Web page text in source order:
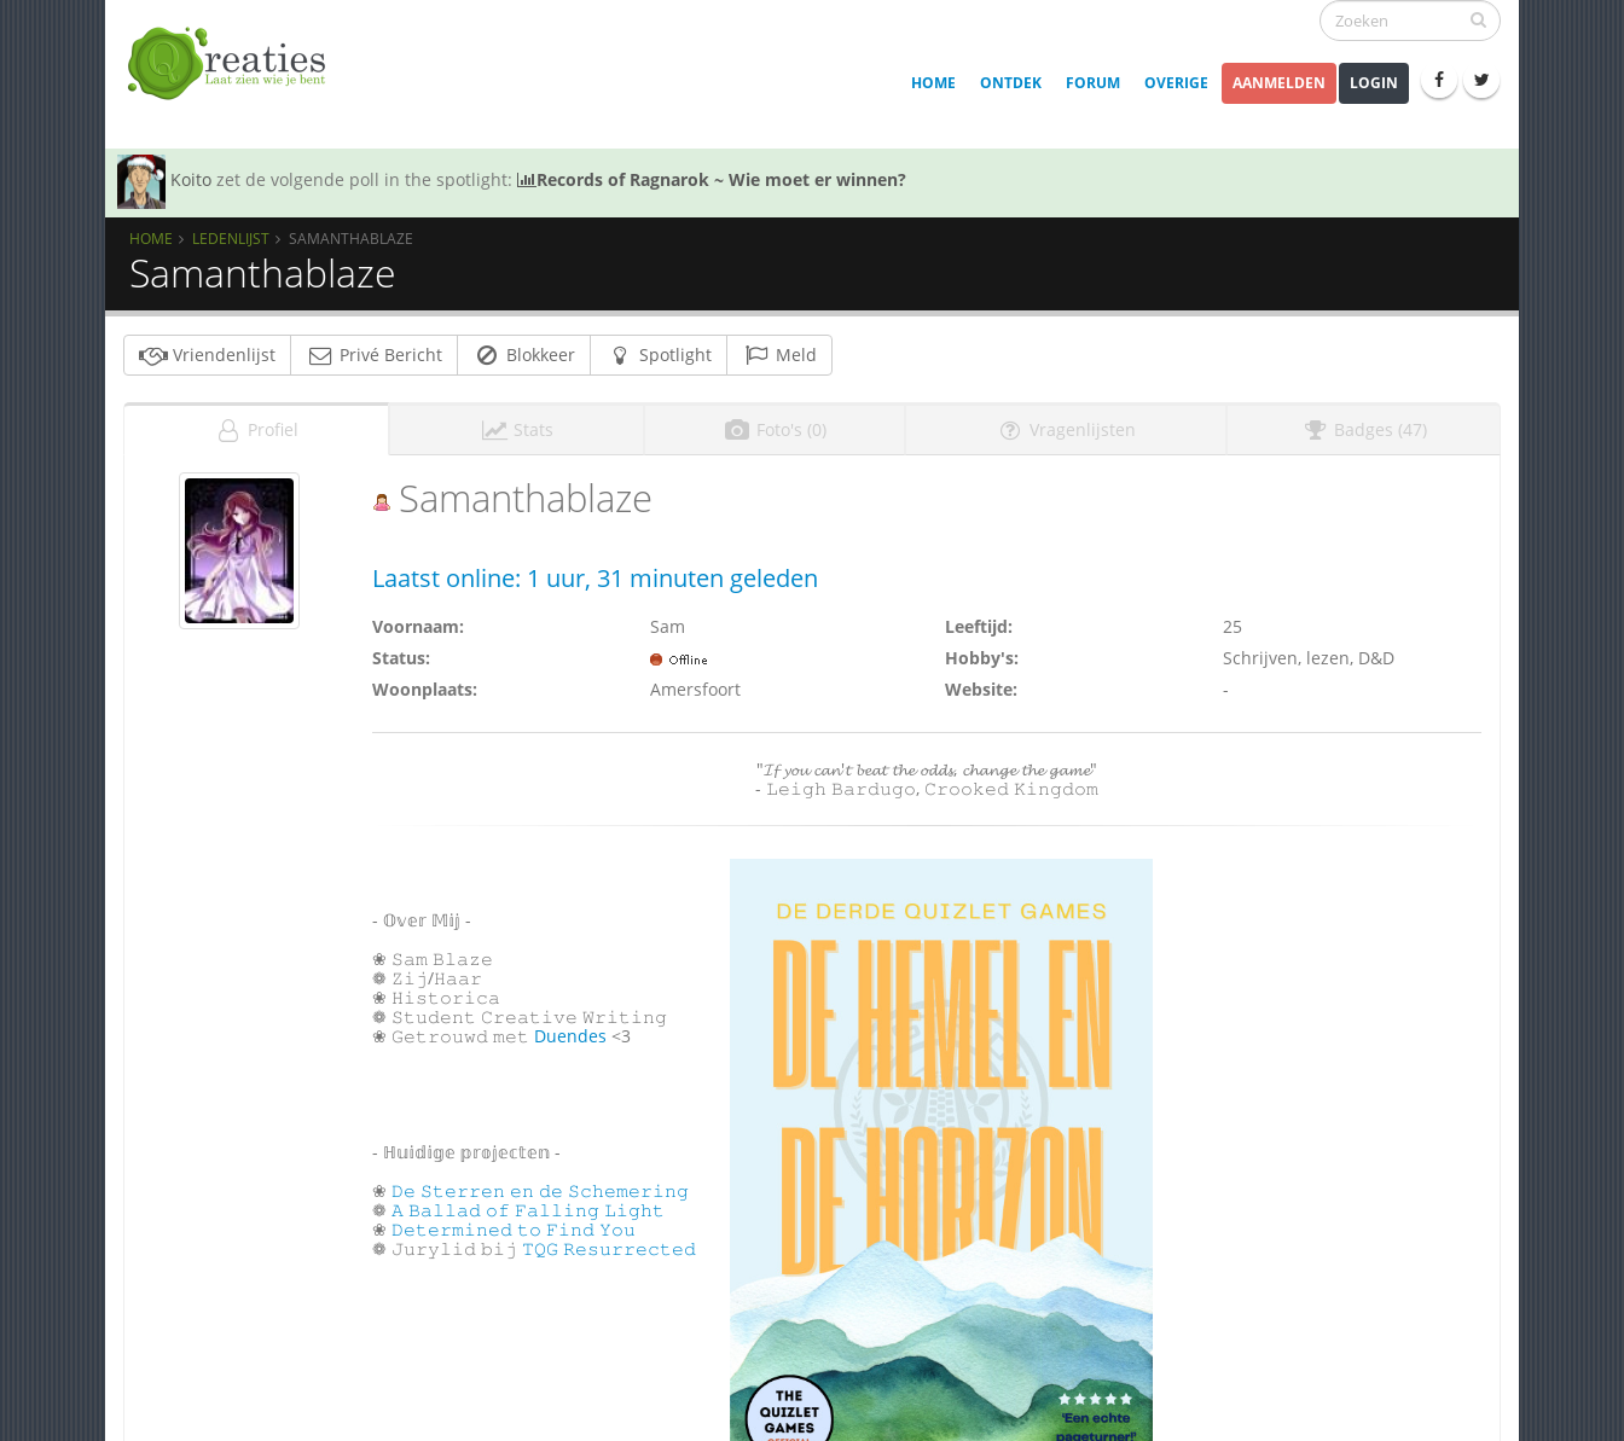
HOME ONTDEK FORUM OVERIGE AANMELDEN LOGIN
Koito zet de volgende poll in the spotlight: Records of Ragnarok ~ Wie moet er winnen?
HOME LEDENLIJST SAMANTHABLAZE
Samanthablaze
Vriendenlijst Privé Bericht Blokkeer Spotlight Meld
Profiel Stats Foto's (0) Vragenlijsten Badges (47)
Samanthablaze
Laatst online: 1 uur, 31 minuten geleden
Voornaam:
Sam
Status:
Woonplaats:
Amersfoort
Leeftijd:
25
Hobby's:
Schrijven, lezen, D&D
Website:
-
"𝓘𝓯 𝔂𝓸𝓾 𝓬𝓪𝓷'𝓽 𝓫𝓮𝓪𝓽 𝓽𝓱𝓮 𝓸𝓭𝓭𝓼, 𝓬𝓱𝓪𝓷𝓰𝓮 𝓽𝓱𝓮 𝓰𝓪𝓶𝓮"
- 𝙻𝚎𝚒𝚐𝚑 𝙱𝚊𝚛𝚍𝚞𝚐𝚘, 𝙲𝚛𝚘𝚘𝚔𝚎𝚍 𝙺𝚒𝚗𝚐𝚍𝚘𝚖
- 𝕆𝕧𝕖𝕣 𝕄𝕚𝕛 -
❀ 𝚂𝚊𝚖 𝙱𝚕𝚊𝚣𝚎
❁ 𝚉𝚒𝚓/𝙷𝚊𝚊𝚛
❀ 𝙷𝚒𝚜𝚝𝚘𝚛𝚒𝚌𝚊
❁ 𝚂𝚝𝚞𝚍𝚎𝚗𝚝 𝙲𝚛𝚎𝚊𝚝𝚒𝚟𝚎 𝚆𝚛𝚒𝚝𝚒𝚗𝚐
❀ 𝙶𝚎𝚝𝚛𝚘𝚞𝚠𝚍 𝚖𝚎𝚝 Duendes <3
- ℍ𝕦𝕚𝕕𝕚𝕘𝕖 𝕡𝕣𝕠𝕛𝕖𝕔𝕥𝕖𝕟 -
❀ 𝙳𝚎 𝚂𝚝𝚎𝚛𝚛𝚎𝚗 𝚎𝚗 𝚍𝚎 𝚂𝚌𝚑𝚎𝚖𝚎𝚛𝚒𝚗𝚐
❁ 𝙰 𝙱𝚊𝚕𝚕𝚊𝚍 𝚘𝚏 𝙵𝚊𝚕𝚕𝚒𝚗𝚐 𝙻𝚒𝚐𝚑𝚝
❀ 𝙳𝚎𝚝𝚎𝚛𝚖𝚒𝚗𝚎𝚍 𝚝𝚘 𝙵𝚒𝚗𝚍 𝚈𝚘𝚞
❁ 𝙹𝚞𝚛𝚢𝚕𝚒𝚍 𝚋𝚒𝚓 𝚃𝚀𝙶 𝚁𝚎𝚜𝚞𝚛𝚛𝚎𝚌𝚝𝚎𝚍